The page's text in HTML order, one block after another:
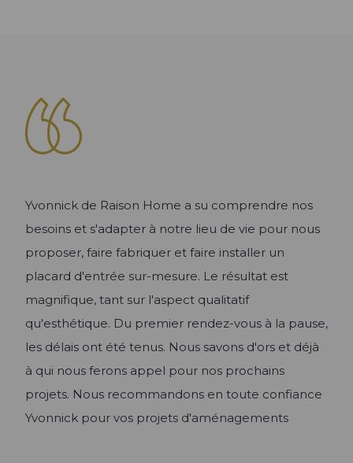
Créer ma Cuisine 3D
Les univers Raison Home
Découvrez l'univers de l'aménagement
Conseil
Quel meilleur plan de travail choisir pour
sa cuisine ? Le comparatif de tous les
matériaux
Lire l'article +
Quelle taille et hauteur pour le dressing ? |
Raison Home
Lire l'article +
Aménagement
La tendance des meubles TV
Yvonnick de Raison Home a su comprendre nos
besoins et s'adapter à notre lieu de vie pour nous
proposer, faire fabriquer et faire installer un
placard d'entrée sur-mesure. Le résultat est
magnifique, tant sur l'aspect qualitatif
qu'esthétique. Du premier rendez-vous à la pause,
les délais ont été tenus. Nous savons d'ors et déjà
à qui nous ferons appel pour nos prochains
projets. Nous recommandons en toute confiance
Yvonnick pour vos projets d'aménagements